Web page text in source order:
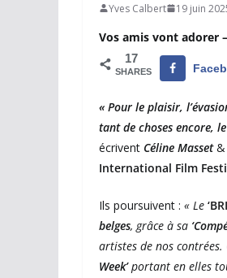
Yves Calbert 19 juin
Vos amis vont adorer
17
SHARES
« Pour le plaisir,
tant de choses encore,
écrivent Céline Masset&
International Film
Ils poursuivent : « Le
belges, grâce à sa
artistes de nos
Week’portant en elles